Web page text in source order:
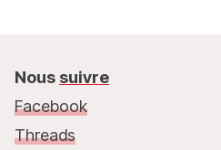
Nous suivre
Facebook
Threads